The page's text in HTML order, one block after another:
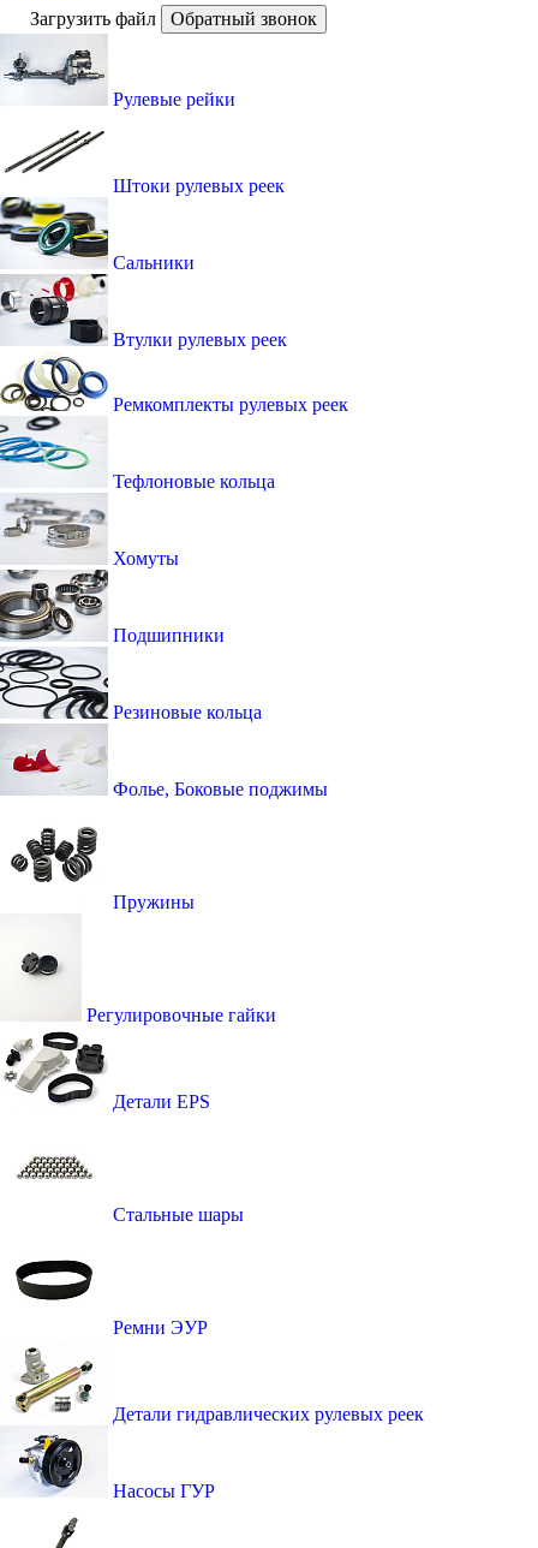
Загрузить файл
Обратный звонок
Рулевые рейки
Штоки рулевых реек
Сальники
Втулки рулевых реек
Ремкомплекты рулевых реек
Тефлоновые кольца
Хомуты
Подшипники
Резиновые кольца
Фолье, Боковые поджимы
Пружины
Регулировочные гайки
Детали EPS
Стальные шары
Ремни ЭУР
Детали гидравлических рулевых реек
Насосы ГУР